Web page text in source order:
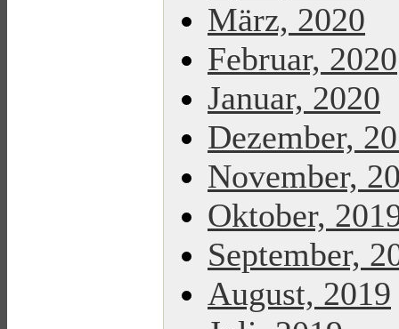
März, 2020
Februar, 2020
Januar, 2020
Dezember,
November,
Oktober,
September,
August, 2019